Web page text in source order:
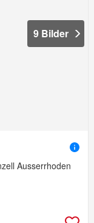
9 Bilder
Ausserrhoden